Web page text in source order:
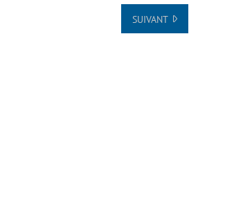
SUIVANT